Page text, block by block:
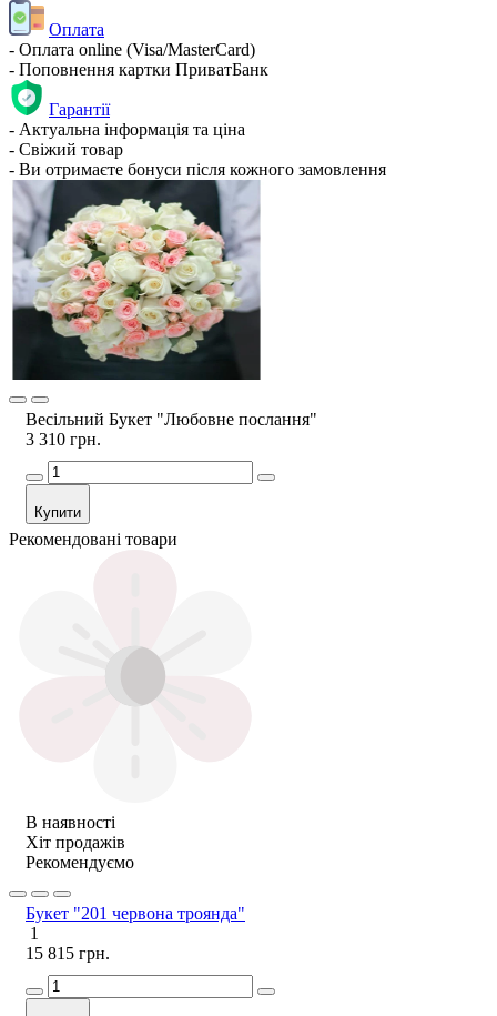
Оплата
- Оплата online (Visa/MasterCard)
- Поповнення картки ПриватБанк
Гарантії
- Актуальна інформація та ціна
- Свіжий товар
- Ви отримаєте бонуси після кожного замовлення
Весільний Букет "Любовне послання"
3 310 грн.
Купити
Рекомендовані товари
В наявності
Хіт продажів
Рекомендуємо
Букет "201 червона троянда"
1
15 815 грн.